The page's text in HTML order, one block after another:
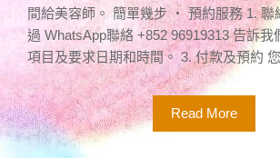
間給美容師。 簡單幾步 ‧ 預約服務 1. 聯
過 WhatsApp聯絡 +852 96919313 告訴我
項目及要求日期和時間。 3. 付款及預約
Read More